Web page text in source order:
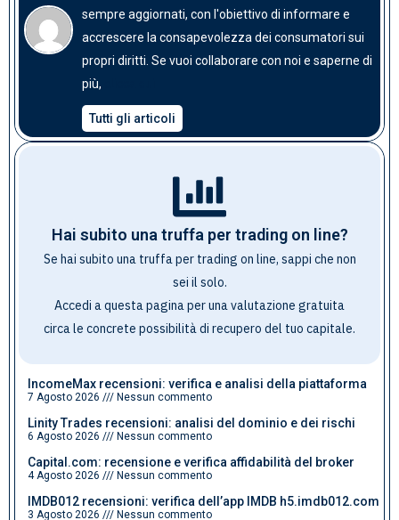
sempre aggiornati, con l'obiettivo di informare e
accrescere la consapevolezza dei consumatori sui
propri diritti. Se vuoi collaborare con noi e saperne di
più,
Tutti gli articoli
Hai subito una truffa per trading on line?
Se hai subito una truffa per trading on line, sappi che non
sei il solo.
Accedi a questa pagina per una valutazione gratuita
circa le concrete possibilità di recupero del tuo capitale.
IncomeMax recensioni: verifica e analisi della piattaforma
7 Agosto 2026 Nessun commento
Linity Trades recensioni: analisi del dominio e dei rischi
6 Agosto 2026 Nessun commento
Capital.com: recensione e verifica affidabilità del broker
4 Agosto 2026 Nessun commento
IMDB012 recensioni: verifica dell’app IMDB h5.imdb012.com
3 Agosto 2026 Nessun commento